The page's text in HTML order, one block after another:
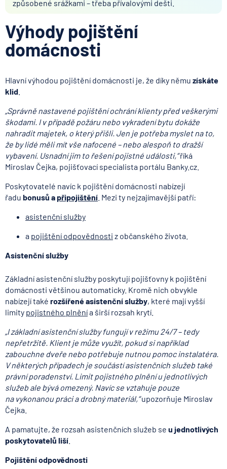
způsobené srážkami – třeba přívalovými dešti.
Výhody pojištění
domácnosti
Hlavní výhodou pojištění domácnosti je, že díky němu získáte
klid.
„Správně nastavené pojištění ochrání klienty před veškerými
škodami. I v případě požáru nebo vykradení bytu dokáže
nahradit majetek, o který přišli. Jen je potřeba myslet na to,
že by lidé měli mít vše nafocené – nebo alespoň to dražší
vybavení. Usnadní jim to řešení pojistné události,“ říká
Miroslav Čejka, pojišťovací specialista portálu Banky.cz.
Poskytovatelé navíc k pojištění domácnosti nabízejí
řadu bonusů apřipojištění. Mezi ty nejzajímavější patří:
asistenční služby
a pojištění odpovědnostiz občanského života.
Asistenční služby
Základní asistenční služby poskytují pojišťovny k pojištění
domácnosti většinou automaticky. Kromě nich obvykle
nabízejí také rozšířené asistenční služby, které mají vyšší
limity pojistného plněnía širší rozsah krytí.
„I základní asistenční služby fungují v režimu 24/7 – tedy
nepřetržitě. Klient je může využít, pokud si například
zabouchne dveře nebo potřebuje nutnou pomoc instalatéra.
V některých případech je součástí asistenčních služeb také
právní poradenství. Limit pojistného plnění u jednotlivých
služeb ale bývá omezený. Navíc se vztahuje pouze
na vykonanou práci a drobný materiál,“ upozorňuje Miroslav
Čejka.
A pamatujte, že rozsah asistenčních služeb se u jednotlivých
poskytovatelů liší.
Pojištění odpovědnosti